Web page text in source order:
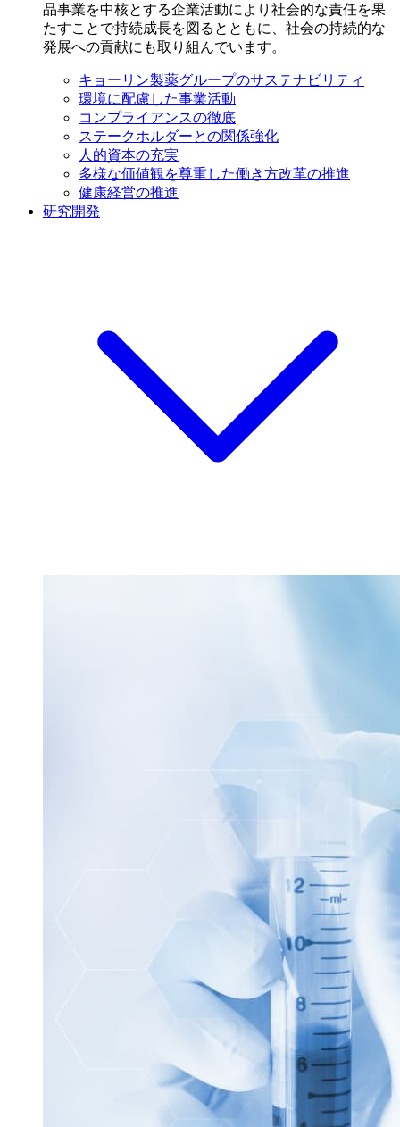
品事業を中核とする企業活動により社会的な責任を果
たすことで持続成長を図るとともに、社会の持続的な
発展への貢献にも取り組んでいます。
キョーリン製薬グループのサステナビリティ
環境に配慮した事業活動
コンプライアンスの徹底
ステークホルダーとの関係強化
人的資本の充実
多様な価値観を尊重した働き方改革の推進
健康経営の推進
研究開発